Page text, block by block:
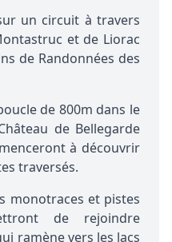
un circuit à travers
et de Liorac
de Randonnées des
de 800m dans le
de Bellegarde
à découvrir
traversés.
monotraces et pistes
de rejoindre
ramène vers les lacs